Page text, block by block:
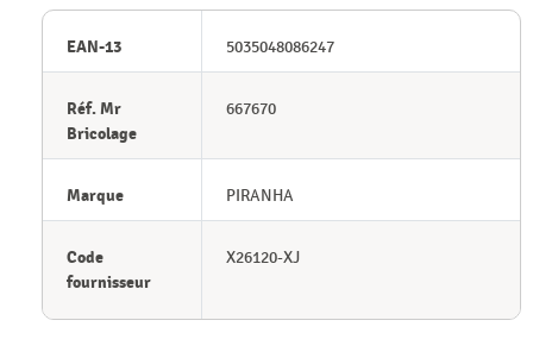
EAN-13 5035048086247
Réf. Mr
Bricolage
667670
Marque PIRANHA
Code
fournisseur
X26120-XJ